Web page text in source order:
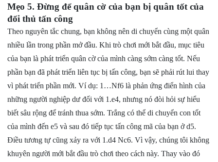
Mẹo 5. Đừng để quân cờ của bạn bị quân tốt của
đối thủ tấn công
Theo nguyên tắc chung, bạn không nên di chuyển cùng một quân
nhiều lần trong phần mở đầu. Khi trò chơi mới bắt đầu, mục tiêu
của bạn là phát triển quân cờ của mình càng sớm càng tốt. Nếu
phần bạn đã phát triển liên tục bị tấn công, bạn sẽ phải rút lui thay
vì phát triển phần mới. Ví dụ: 1…Nf6 là phản ứng điển hình của
những người nghiệp dư đối với 1.e4, nhưng nó đòi hỏi sự hiểu
biết sâu rộng để tránh thua sớm. Trắng có thể di chuyển con tốt
của mình đến e5 và sau đó tiếp tục tấn công mã của bạn ở d5.
Điều tương tự cũng xảy ra với 1.d4 Nc6. Vì vậy, chúng tôi không
khuyên người mới bắt đầu trò chơi theo cách này. Thay vào đó